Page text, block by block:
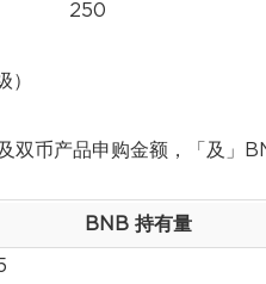
250
）
双币产品申购金额，「及」
BNB 持有量